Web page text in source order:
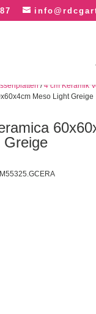
/4 cm Keramik
Meso Light Greige
Greige